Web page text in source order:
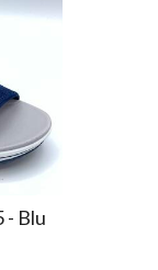
- Blu